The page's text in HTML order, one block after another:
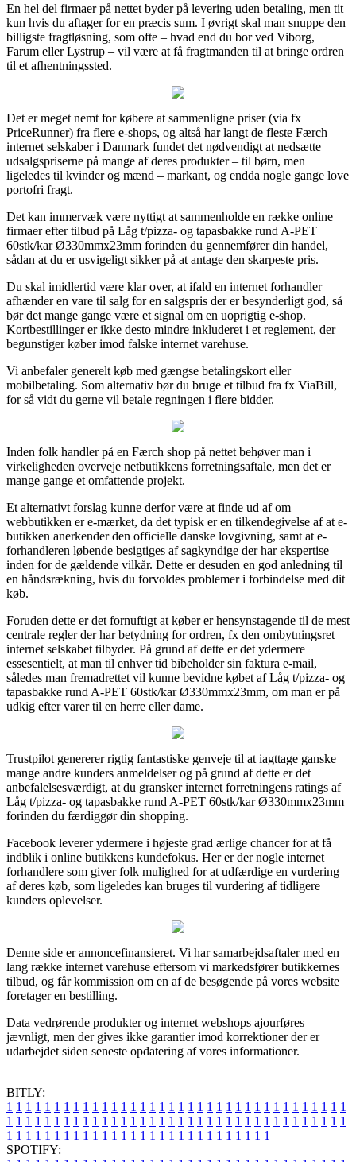
En hel del firmaer på nettet byder på levering uden betaling, men tit
kun hvis du aftager for en præcis sum. I øvrigt skal man snuppe den
billigste fragtløsning, som ofte – hvad end du bor ved Viborg,
Farum eller Lystrup – vil være at få fragtmanden til at bringe ordren
til et afhentningssted.
Det er meget nemt for købere at sammenligne priser (via fx
PriceRunner) fra flere e-shops, og altså har langt de fleste Færch
internet selskaber i Danmark fundet det nødvendigt at nedsætte
udsalgspriserne på mange af deres produkter – til børn, men
ligeledes til kvinder og mænd – markant, og endda nogle gange love
portofri fragt.
Det kan immervæk være nyttigt at sammenholde en række online
firmaer efter tilbud på Låg t/pizza- og tapasbakke rund A-PET
60stk/kar Ø330mmx23mm forinden du gennemfører din handel,
sådan at du er usvigeligt sikker på at antage den skarpeste pris.
Du skal imidlertid være klar over, at ifald en internet forhandler
afhænder en vare til salg for en salgspris der er besynderligt god, så
bør det mange gange være et signal om en uoprigtig e-shop.
Kortbestillinger er ikke desto mindre inkluderet i et reglement, der
begunstiger køber imod falske internet varehuse.
Vi anbefaler generelt køb med gængse betalingskort eller
mobilbetaling. Som alternativ bør du bruge et tilbud fra fx ViaBill,
for så vidt du gerne vil betale regningen i flere bidder.
Inden folk handler på en Færch shop på nettet behøver man i
virkeligheden overveje netbutikkens forretningsaftale, men det er
mange gange et omfattende projekt.
Et alternativt forslag kunne derfor være at finde ud af om
webbutikken er e-mærket, da det typisk er en tilkendegivelse af at e-
butikken anerkender den officielle danske lovgivning, samt at e-
forhandleren løbende besigtiges af sagkyndige der har ekspertise
inden for de gældende vilkår. Dette er desuden en god anledning til
en håndsrækning, hvis du forvoldes problemer i forbindelse med dit
køb.
Foruden dette er det fornuftigt at køber er hensynstagende til de mest
centrale regler der har betydning for ordren, fx den ombytningsret
internet selskabet tilbyder. På grund af dette er det ydermere
essesentielt, at man til enhver tid bibeholder sin faktura e-mail,
således man fremadrettet vil kunne bevidne købet af Låg t/pizza- og
tapasbakke rund A-PET 60stk/kar Ø330mmx23mm, om man er på
udkig efter varer til en herre eller dame.
Trustpilot genererer rigtig fantastiske genveje til at iagttage ganske
mange andre kunders anmeldelser og på grund af dette er det
anbefalelsesværdigt, at du gransker internet forretningens ratings af
Låg t/pizza- og tapasbakke rund A-PET 60stk/kar Ø330mmx23mm
forinden du færdiggør din shopping.
Facebook leverer ydermere i højeste grad ærlige chancer for at få
indblik i online butikkens kundefokus. Her er der nogle internet
forhandlere som giver folk mulighed for at udfærdige en vurdering
af deres køb, som ligeledes kan bruges til vurdering af tidligere
kunders oplevelser.
Denne side er annoncefinansieret. Vi har samarbejdsaftaler med en
lang række internet varehuse eftersom vi markedsfører butikkernes
tilbud, og får kommission om en af de besøgende på vores website
foretager en bestilling.
Data vedrørende produkter og internet webshops ajourføres
jævnligt, men der gives ikke garantier imod korrektioner der er
udarbejdet siden seneste opdatering af vores informationer.
BITLY:
1 1 1 1 1 1 1 1 1 1 1 1 1 1 1 1 1 1 1 1 1 1 1 1 1 1 1 1 1 1 1 1 1 1 1 1
1 1 1 1 1 1 1 1 1 1 1 1 1 1 1 1 1 1 1 1 1 1 1 1 1 1 1 1 1 1 1 1 1 1 1 1
1 1 1 1 1 1 1 1 1 1 1 1 1 1 1 1 1 1 1 1 1 1 1 1 1 1 1 1
SPOTIFY: